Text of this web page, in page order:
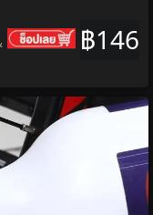
฿146